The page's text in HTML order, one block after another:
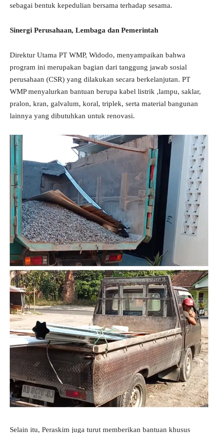
sebagai bentuk kepedulian bersama terhadap sesama.
Sinergi Perusahaan, Lembaga dan Pemerintah
Direktur Utama PT WMP, Widodo, menyampaikan bahwa
program ini merupakan bagian dari tanggung jawab sosial
perusahaan (CSR) yang dilakukan secara berkelanjutan. PT
WMP menyalurkan bantuan berupa kabel listrik ,lampu, saklar,
pralon, kran, galvalum, koral, triplek, serta material bangunan
lainnya yang dibutuhkan untuk renovasi.
Selain itu, Peraskim juga turut memberikan bantuan khusus